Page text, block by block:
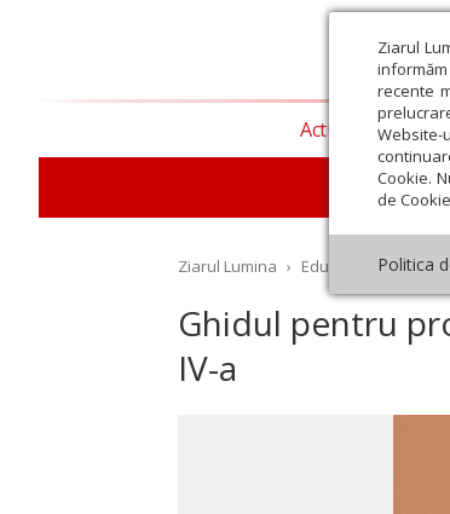
Ziarul
recente
Cookie.
de
Politica
Actualitate
Ziarul Lumina › Educaţie și Cultură ›
Ghidul pentru
IV-a